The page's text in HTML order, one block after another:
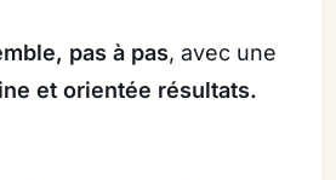
pas à pas, avec une
et orientée résultats.